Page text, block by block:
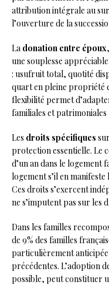
attribution intégrale au
l’ouverture de la
La donation entre époux
une souplesse
: usufruit total, quotité
quart en pleine propriété
flexibilité permet
familiales et patrimoniales
Les droits spécifiques
protection essentielle. Le
d’un an dans le logement
logement s’il en manifeste
Ces droits s’exercent
ne s’imputent pas sur les
Dans les familles
de 9% des familles
particulièrement anticipée
précédentes. L’adoption
possible, peut constituer